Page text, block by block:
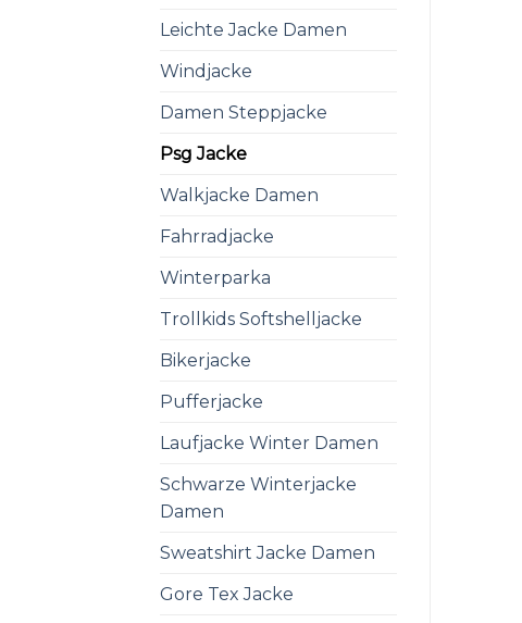
Leichte Jacke Damen
Windjacke
Damen Steppjacke
Psg Jacke
Walkjacke Damen
Fahrradjacke
Winterparka
Trollkids Softshelljacke
Bikerjacke
Pufferjacke
Laufjacke Winter Damen
Schwarze Winterjacke
Damen
Sweatshirt Jacke Damen
Gore Tex Jacke